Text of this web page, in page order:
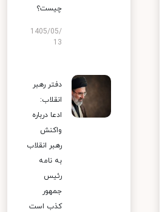
چیست؟
1405/05/
13
دفتر رهبر
انقلاب:
ادعا درباره
واکنش
رهبر انقلاب
به نامه
رئیس
جمهور
کذب است